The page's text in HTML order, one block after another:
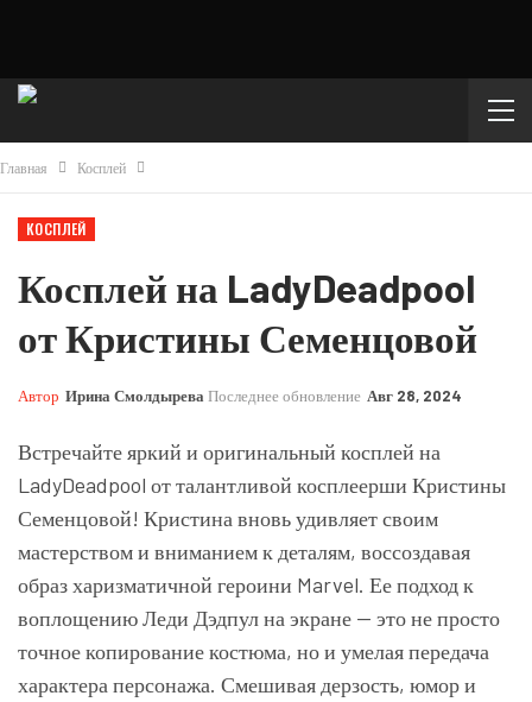
Главная Косплей
КОСПЛЕЙ
Косплей на LadyDeadpool
от Кристины Семенцовой
Автор Ирина Смолдырева Последнее обновление Авг 28, 2024
Встречайте яркий и оригинальный косплей на
LadyDeadpool от талантливой косплеерши Кристины
Семенцовой! Кристина вновь удивляет своим
мастерством и вниманием к деталям, воссоздавая
образ харизматичной героини Marvel. Ее подход к
воплощению Леди Дэдпул на экране — это не просто
точное копирование костюма, но и умелая передача
характера персонажа. Смешивая дерзость, юмор и